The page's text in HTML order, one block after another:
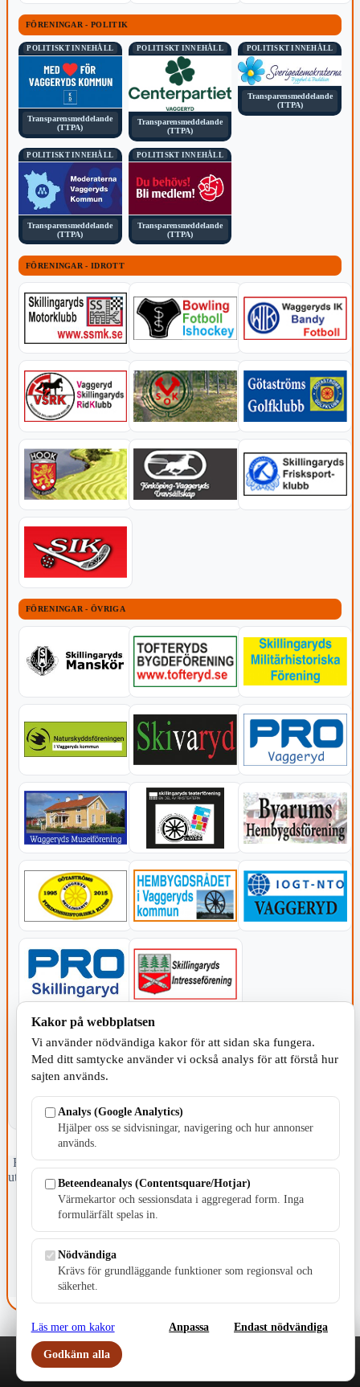
FÖRENINGAR - POLITIK
POLITISKT INNEHÅLL
Transparensmeddelande
(TTPA)
POLITISKT INNEHÅLL
Transparensmeddelande
(TTPA)
POLITISKT INNEHÅLL
Transparensmeddelande
(TTPA)
POLITISKT INNEHÅLL
Transparensmeddelande
(TTPA)
POLITISKT INNEHÅLL
Transparensmeddelande
(TTPA)
FÖRENINGAR - IDROTT
FÖRENINGAR - ÖVRIGA
KOMMUNEN
Fristående webbtidningsföretag grundat 1991 som sedan 2002 ger
ut tidningen Skillingaryd.nu och 2010 lanserades Värnamo.nu. Från
april 2026 omfattar Skillingaryd.nu tre kommuner: Gnosjö,
Värnamo och Vaggeryds kommun.
Kontakta oss
E-post: redaktionen@skillingaryd.nu
Postadress: Gisslaköp 1, 568 92 Skillingaryd
Kakor på webbplatsen
Vi använder nödvändiga kakor för att sidan ska fungera.
Med ditt samtycke använder vi också analys för att förstå hur
sajten används.
Analys (Google Analytics)
Hjälper oss se sidvisningar, navigering och hur annonser
används.
Beteendeanalys (Contentsquare/Hotjar)
Värmekartor och sessionsdata i aggregerad form. Inga
formulärfält spelas in.
Nödvändiga
Krävs för grundläggande funktioner som regionsval och
säkerhet.
Läs mer om kakor Anpassa Endast nödvändiga
Godkänn alla